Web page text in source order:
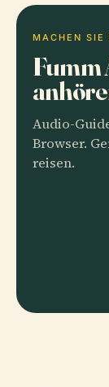
MACHEN SIE
Fumm
Audio-
Browser.
reisen.